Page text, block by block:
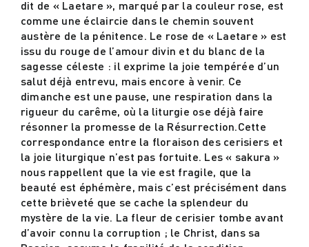
dit de « Laetare », marqué par la couleur rose, est
comme une éclaircie dans le chemin souvent
austère de la pénitence. Le rose de « Laetare » est
issu du rouge de l’amour divin et du blanc de la
sagesse céleste : il exprime la joie tempérée d’un
salut déjà entrevu, mais encore à venir. Ce
dimanche est une pause, une respiration dans la
rigueur du carême, où la liturgie ose déjà faire
résonner la promesse de la Résurrection.Cette
correspondance entre la floraison des cerisiers et
la joie liturgique n’est pas fortuite. Les « sakura »
nous rappellent que la vie est fragile, que la
beauté est éphémère, mais c’est précisément dans
cette brièveté que se cache la splendeur du
mystère de la vie. La fleur de cerisier tombe avant
d’avoir connu la corruption ; le Christ, dans sa